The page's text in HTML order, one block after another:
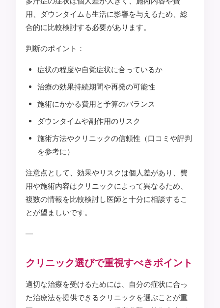
用、ダウンタイムも生活に影響を与えるため、総
合的に比較検討する必要があります。
判断のポイント：
症状の程度や自覚症状に合っているか
治療の効果持続期間や再発の可能性
施術にかかる費用と予算のバランス
ダウンタイムや副作用のリスク
施術方法やクリニックの信頼性（口コミや評判
を参考に）
注意点として、効果やリスクは個人差があり、費
用や施術内容はクリニックによって異なるため、
複数の情報を比較検討し医師と十分に相談するこ
とが望ましいです。
—
クリニック選びで重視すべきポイント
適切な治療を受けるためには、自分の症状に合っ
た治療法を提供できるクリニックを選ぶことが重